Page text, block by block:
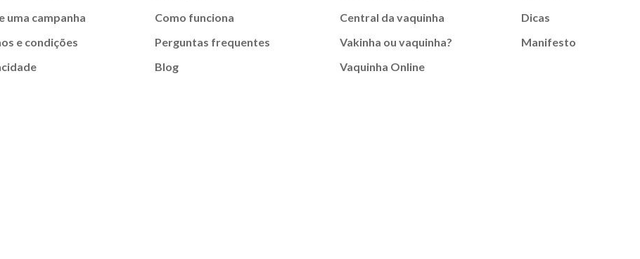
uma campanha
e condições
Como funciona
Perguntas frequentes
Blog
Central da vaquinha
Vakinha ou vaquinha?
Vaquinha Online
Dicas
Manifesto